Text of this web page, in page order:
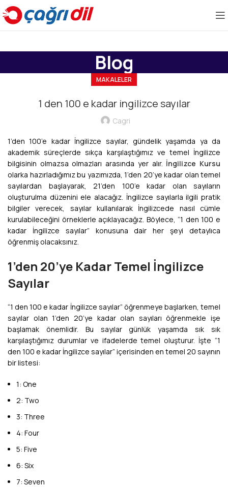
Blog
MAKALELER
1 den 100 e kadar ingilizce sayılar
Cagri
1’den 100’e kadar İngilizce sayılar, gündelik yaşamda ya da
akademik süreçlerde sıkça karşılaştığımız ve temel İngilizce
bilgisinin olmazsa olmazları arasında yer alır. İngilizce Kursu
olarka hazırladığımız bu yazımızda, 1’den 20’ye kadar olan temel
sayılardan başlayarak, 21’den 100’e kadar olan sayıların
oluşturulma düzenini ele alacağız. İngilizce sayılarla ilgili pratik
bilgiler verecek, sayılar kullanılarak İngilizcede nasıl cümle
kurulabileceğini örneklerle açıklayacağız. Böylece, “1 den 100 e
kadar İngilizce sayılar” konusuna dair her şeyi detaylıca
öğrenmiş olacaksınız.
1’den 20’ye Kadar Temel İngilizce
Sayılar
“1 den 100 e kadar İngilizce sayılar” öğrenmeye başlarken, temel
sayılar olan 1’den 20’ye kadar olan sayıları öğrenmekle işe
başlamak önemlidir. Bu sayılar günlük yaşamda sık sık
karşılaştığımız durumlar ve ifadelerde temel oluşturur. İşte “1
den 100 e kadar İngilizce sayılar” içerisinden en temel 20 sayının
bir listesi:
1: One
2: Two
3: Three
4: Four
5: Five
6: Six
7: Seven